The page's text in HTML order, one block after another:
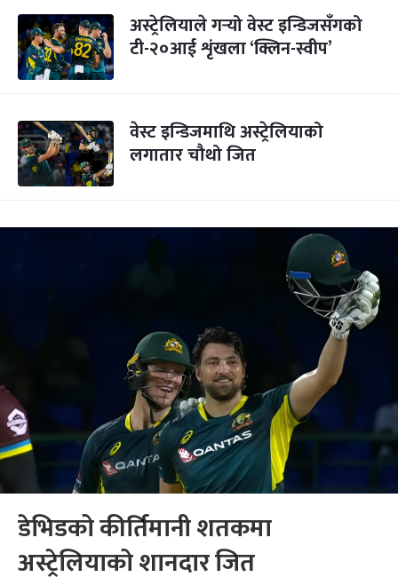
अस्ट्रेलियाले गर्‍यो वेस्ट इन्डिजसँगको
टी-२०आई शृंखला ‘क्लिन-स्वीप’
वेस्ट इन्डिजमाथि अस्ट्रेलियाको
लगातार चौथो जित
डेभिडको कीर्तिमानी शतकमा
अस्ट्रेलियाको शानदार जित